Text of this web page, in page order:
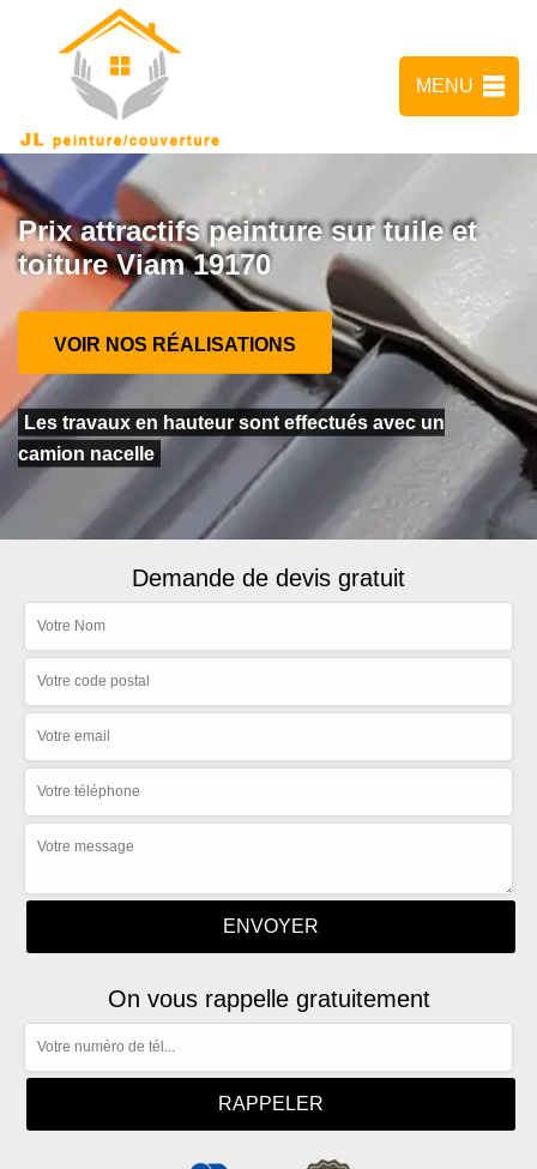
MENU
Prix attractifs peinture sur tuile et
toiture Viam 19170
VOIR NOS RÉALISATIONS
Les travaux en hauteur sont effectués avec un
camion nacelle
Demande de devis gratuit
On vous rappelle gratuitement